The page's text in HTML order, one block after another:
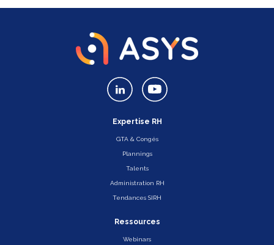
Expertise RH
GTA & Congés
Plannings
Talents
Administration RH
Tendances SIRH
Ressources
Webinars